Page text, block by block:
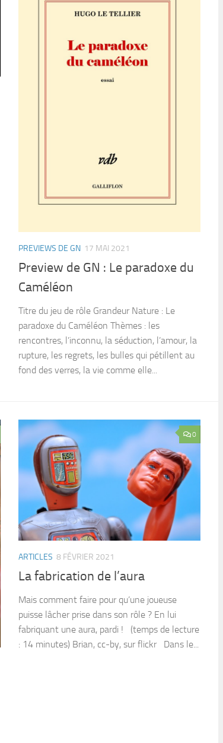
PREVIEWS DE GN 17 MAI 2021
Preview de GN : Le paradoxe du
Caméléon
Titre du jeu de rôle Grandeur Nature : Le
paradoxe du Caméléon Thèmes : les
rencontres, l’inconnu, la séduction, l’amour, la
rupture, les regrets, les bulles qui pétillent au
fond des verres, la vie comme elle...
0
ARTICLES 8 FÉVRIER 2021
La fabrication de l’aura
Mais comment faire pour qu’une joueuse
puisse lâcher prise dans son rôle ? En lui
fabriquant une aura, pardi ! (temps de lecture
: 14 minutes) Brian, cc-by, sur flickr Dans le...